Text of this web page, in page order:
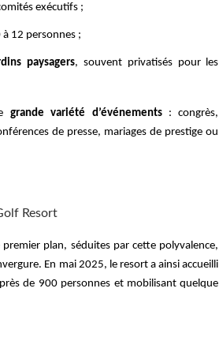
exécutifs ;
12 personnes ;
paysagers, souvent privatisés pour les
grande variété d’événements: congrès,
de presse, mariages de prestige ou
Resort
plan, séduites par cette polyvalence,
En mai 2025, le resort a ainsi accueilli
de 900 personnes et mobilisant quelque